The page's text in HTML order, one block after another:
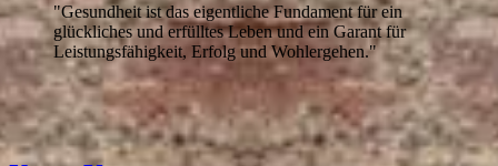
"Gesundheit ist das eigentliche Fundament für ein
glückliches und erfülltes Leben und ein Garant für
Leistungsfähigkeit, Erfolg und Wohlergehen."